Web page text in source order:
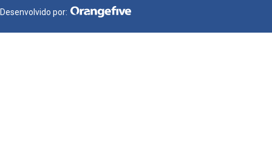
Desenvolvido por: